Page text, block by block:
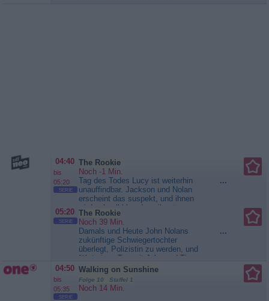
04:40
bis
05:20
SERIE
The Rookie
Noch -1 Min.
Tag des Todes Lucy ist weiterhin
unauffindbar. Jackson und Nolan
erscheint das suspekt, und ihnen
wird schnell klar, dass ihr etwas
zugestoßen sein muss. Wie ernst
die Lage tatsächlich ist, wird erst
klar, als Nolan Rosalind einen
Besuch abstattet. Es beginnt ein
Wettlauf um Leben und...
The
...
05:20
SERIE
The Rookie
Noch 39 Min.
Damals und Heute John Nolans
zukünftige Schwiegertochter
überlegt, Polizistin zu werden, und
fährt einen Tag mit John und Tim
Bradford auf Streife. Derweil muss
Jackson mit den Folgen
klarkommen, die eine Beziehung
mit einem Hollywoodstar mit sich
...
04:50
bis
05:35
SERIE
Walking on Sunshine
Folge 10 Staffel 1
Noch 14 Min.